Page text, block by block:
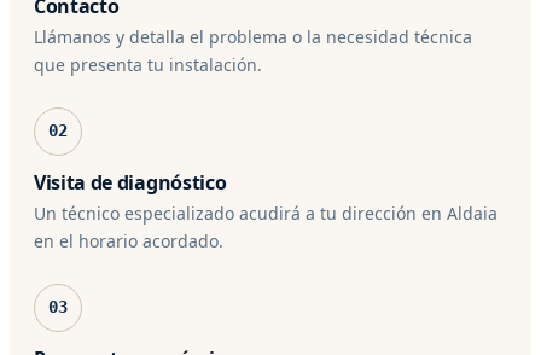
Contacto
Llámanos y detalla el problema o la necesidad técnica
que presenta tu instalación.
02
Visita de diagnóstico
Un técnico especializado acudirá a tu dirección en Aldaia
en el horario acordado.
03